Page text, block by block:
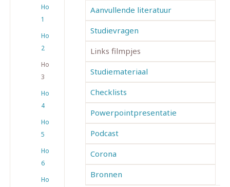
Hoofdstuk
1
Hoofdstuk
2
Hoofdstuk
3
Hoofdstuk
4
Hoofdstuk
5
Hoofdstuk
6
Hoofdstuk
Aanvullende literatuur
Studievragen
Links filmpjes
Studiemateriaal
Checklists
Powerpointpresentatie
Podcast
Corona
Bronnen